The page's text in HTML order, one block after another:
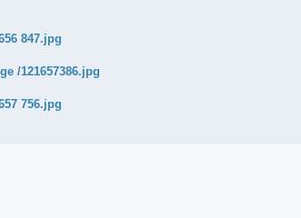
847.jpg
/121657386.jpg
756.jpg